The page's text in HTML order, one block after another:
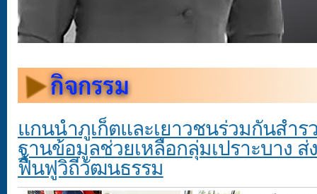
แกนนำภูเก็ตและเยาวชนร่วมกันสำ
ฐานข้อมูลช่วยเหลือกลุ่มเปราะบาง
ฟื้นฟูวิถีวัฒนธรรม